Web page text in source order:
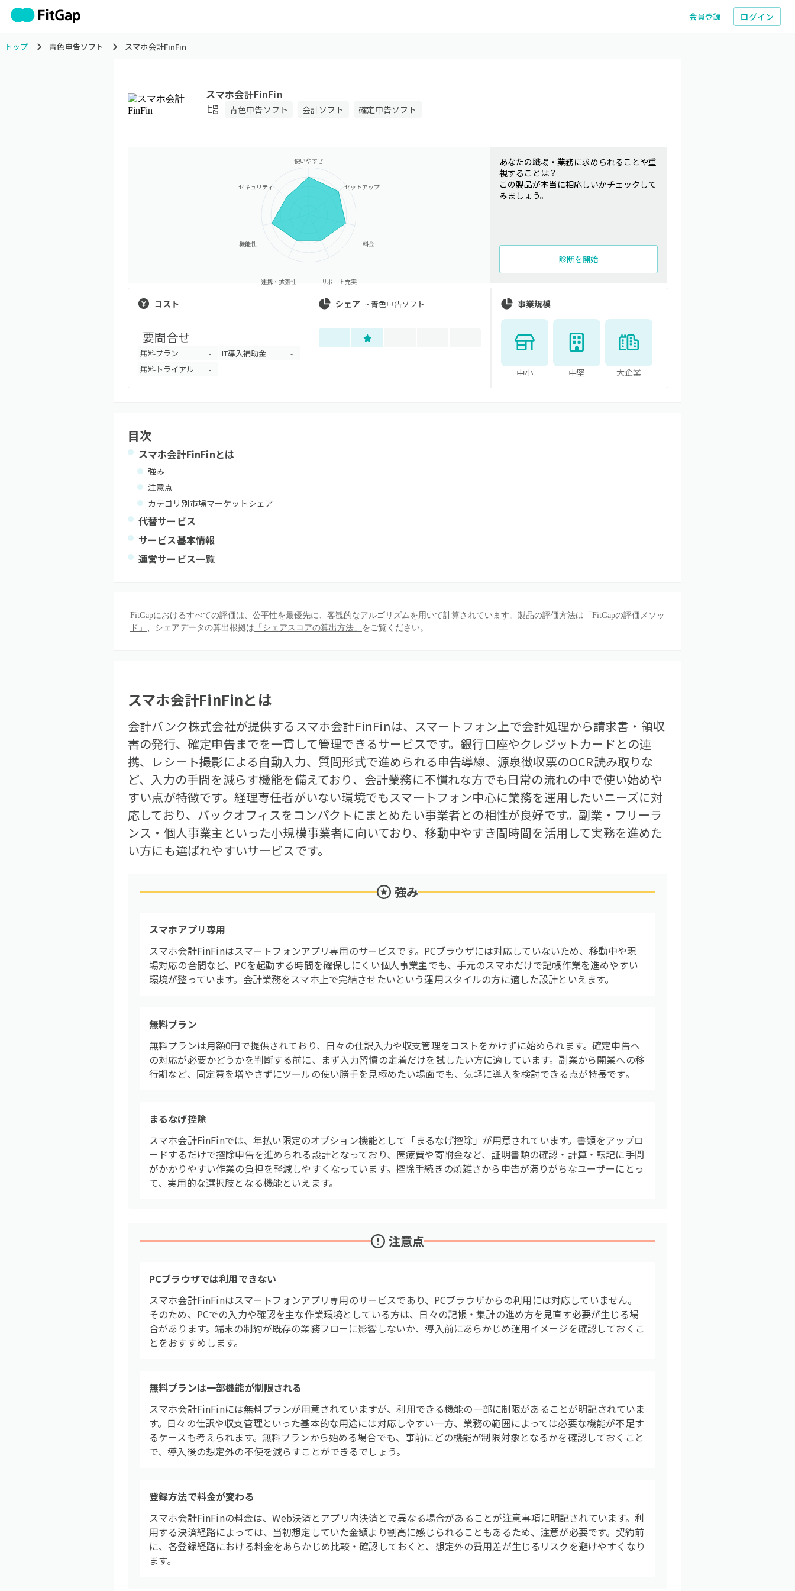
会員登録 ログイン
トップ 青色申告ソフト スマホ会計FinFin
スマホ会計FinFin
青色申告ソフト 会計ソフト 確定申告ソフト
使いやすさ
セットアップ
料金
サポート充実
連携・拡張性
機能性
セキュリティ
あなたの職場・業務に求められることや重
視することは？
この製品が本当に相応しいかチェックして
みましょう。
診断を開始
コスト
要問合せ
無料プラン - IT導入補助金 -
無料トライアル -
シェア ~青色申告ソフト 事業規模
中小 中堅 大企業
目次
スマホ会計FinFinとは
強み
注意点
カテゴリ別市場マーケットシェア
代替サービス
サービス基本情報
運営サービス一覧
FitGapにおけるすべての評価は、公平性を最優先に、客観的なアルゴリズムを用いて計算されています。製品の評価方法は 「FitGapの評価メソッ
ド」 、シェアデータの算出根拠は 「シェアスコアの算出方法」 をご覧ください。
スマホ会計FinFinとは
会計バンク株式会社が提供するスマホ会計FinFinは、スマートフォン上で会計処理から請求書・領収
書の発行、確定申告までを一貫して管理できるサービスです。銀行口座やクレジットカードとの連
携、レシート撮影による自動入力、質問形式で進められる申告導線、源泉徴収票のOCR読み取りな
ど、入力の手間を減らす機能を備えており、会計業務に不慣れな方でも日常の流れの中で使い始めや
すい点が特徴です。経理専任者がいない環境でもスマートフォン中心に業務を運用したいニーズに対
応しており、バックオフィスをコンパクトにまとめたい事業者との相性が良好です。副業・フリーラ
ンス・個人事業主といった小規模事業者に向いており、移動中やすき間時間を活用して実務を進めた
い方にも選ばれやすいサービスです。
強み
スマホアプリ専用
スマホ会計FinFinはスマートフォンアプリ専用のサービスです。PCブラウザには対応していないため、移動中や現
場対応の合間など、PCを起動する時間を確保しにくい個人事業主でも、手元のスマホだけで記帳作業を進めやすい
環境が整っています。会計業務をスマホ上で完結させたいという運用スタイルの方に適した設計といえます。
無料プラン
無料プランは月額0円で提供されており、日々の仕訳入力や収支管理をコストをかけずに始められます。確定申告へ
の対応が必要かどうかを判断する前に、まず入力習慣の定着だけを試したい方に適しています。副業から開業への移
行期など、固定費を増やさずにツールの使い勝手を見極めたい場面でも、気軽に導入を検討できる点が特長です。
まるなげ控除
スマホ会計FinFinでは、年払い限定のオプション機能として「まるなげ控除」が用意されています。書類をアップロ
ードするだけで控除申告を進められる設計となっており、医療費や寄附金など、証明書類の確認・計算・転記に手間
がかかりやすい作業の負担を軽減しやすくなっています。控除手続きの煩雑さから申告が滞りがちなユーザーにとっ
て、実用的な選択肢となる機能といえます。
注意点
PCブラウザでは利用できない
スマホ会計FinFinはスマートフォンアプリ専用のサービスであり、PCブラウザからの利用には対応していません。
そのため、PCでの入力や確認を主な作業環境としている方は、日々の記帳・集計の進め方を見直す必要が生じる場
合があります。端末の制約が既存の業務フローに影響しないか、導入前にあらかじめ運用イメージを確認しておくこ
とをおすすめします。
無料プランは一部機能が制限される
スマホ会計FinFinには無料プランが用意されていますが、利用できる機能の一部に制限があることが明記されていま
す。日々の仕訳や収支管理といった基本的な用途には対応しやすい一方、業務の範囲によっては必要な機能が不足す
るケースも考えられます。無料プランから始める場合でも、事前にどの機能が制限対象となるかを確認しておくこと
で、導入後の想定外の不便を減らすことができるでしょう。
登録方法で料金が変わる
スマホ会計FinFinの料金は、Web決済とアプリ内決済とで異なる場合があることが注意事項に明記されています。利
用する決済経路によっては、当初想定していた金額より割高に感じられることもあるため、注意が必要です。契約前
に、各登録経路における料金をあらかじめ比較・確認しておくと、想定外の費用差が生じるリスクを避けやすくなり
ます。